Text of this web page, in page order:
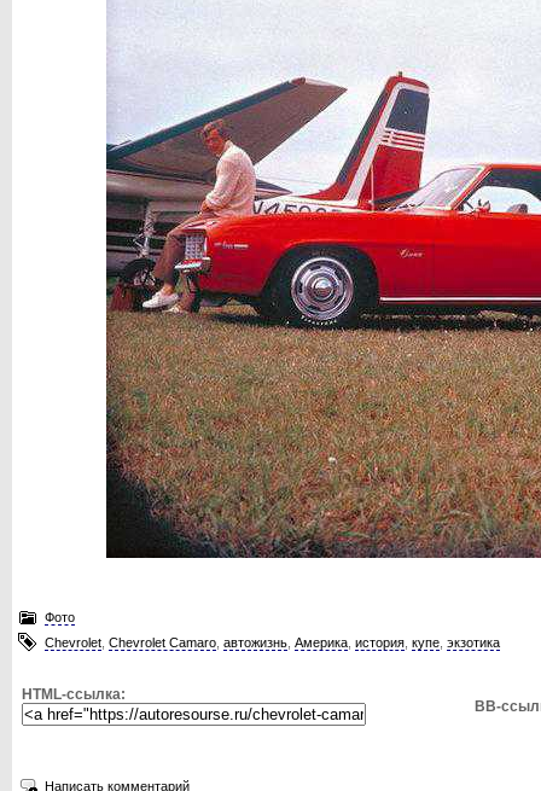
Фото
Chevrolet Chevrolet Camaro автожизнь Америка история купе экзотика
HTML-ссылка:
BB-
Написать комментарий